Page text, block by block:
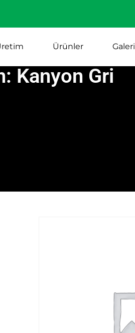
Ürünler Galeri
Kanyon Gri